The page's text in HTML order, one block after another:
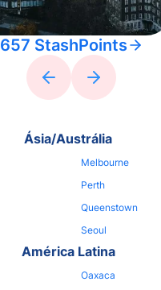
657 StashPoints
Ásia/Austrália
Melbourne
Perth
Queenstown
Seoul
América Latina
Oaxaca